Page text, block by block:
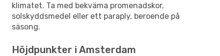
klimatet. Ta med bekväma promenadskor,
solskyddsmedel eller ett paraply, beroende på
säsong.
Höjdpunkter i Amsterdam